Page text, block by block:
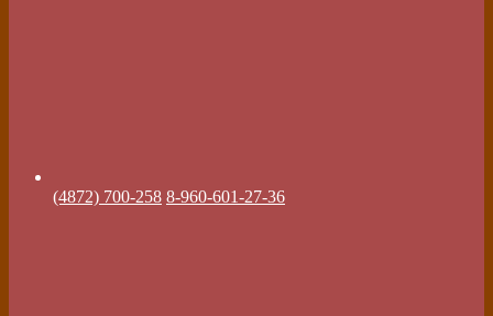
(4872) 700-258 8-960-601-27-36